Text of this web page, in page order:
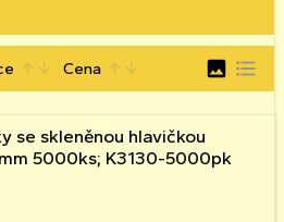
arrow_upward arrow_downward Cena arrow_upward arrow_downward image format_list_bulleted
se skleněnou hlavičkou
5000ks; K3130-5000pk